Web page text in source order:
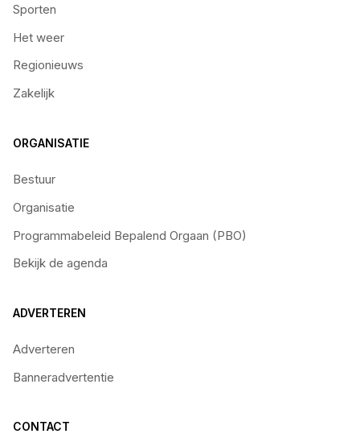
Sporten
Het weer
Regionieuws
Zakelijk
ORGANISATIE
Bestuur
Organisatie
Programmabeleid Bepalend Orgaan (PBO)
Bekijk de agenda
ADVERTEREN
Adverteren
Banneradvertentie
CONTACT